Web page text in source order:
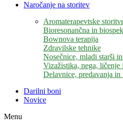
Naročanje na storitev
Aromaterapevtske
Bioresonančna in
Bownova terapija
Zdravilske tehnike
Nosečnice, mladi starši
Vizažistika, nega, ličenje
Delavnice, predavanja in
Darilni boni
Novice
Menu